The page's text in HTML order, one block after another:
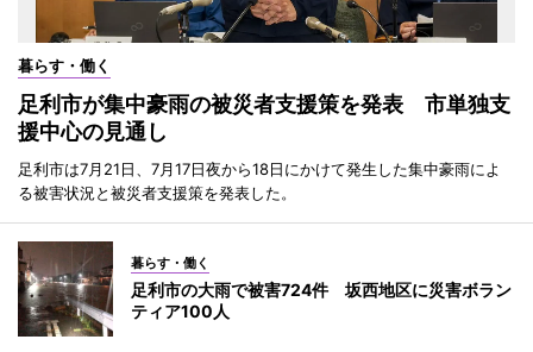
暮らす・働く
足利市が集中豪雨の被災者支援策を発表 市単独支
援中心の見通し
足利市は7月21日、7月17日夜から18日にかけて発生した集中豪雨によ
る被害状況と被災者支援策を発表した。
暮らす・働く
足利市の大雨で被害724件 坂西地区に災害ボラン
ティア100人